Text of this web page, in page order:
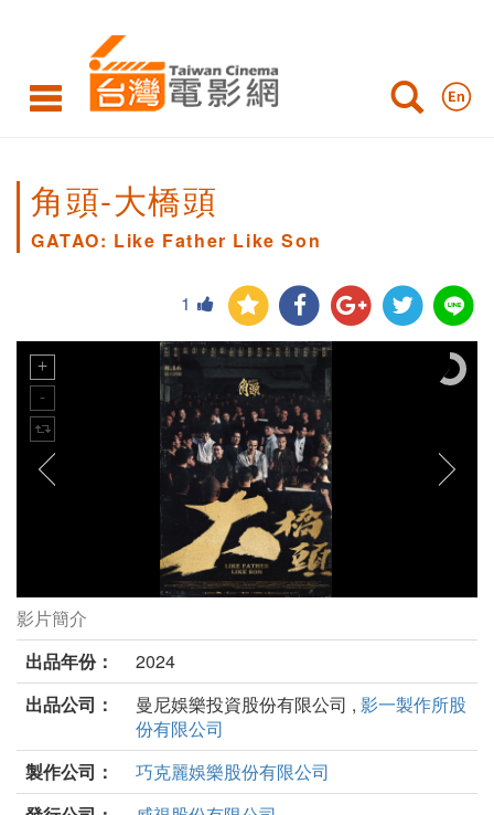
角頭-大橋頭
GATAO: Like Father Like Son
1
角頭-大橋頭劇照
影片簡介
出品年份：
2024
出品公司：
曼尼娛樂投資股份有限公司 , 影一製作所股
份有限公司
製作公司：
巧克麗娛樂股份有限公司